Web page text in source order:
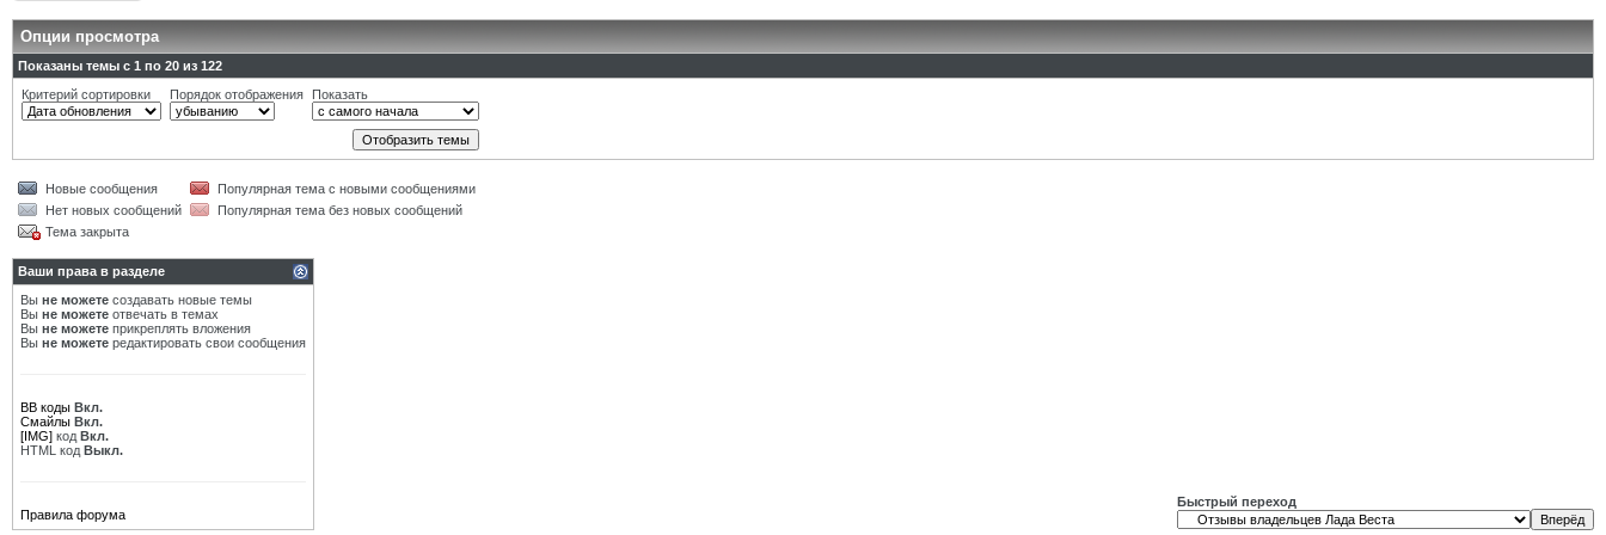
Опции просмотра
Показаны темы с 1 по 20 из 122
Критерий сортировки
Порядок отображения Показать
Новые сообщения
Популярная тема с новыми сообщениями
Нет новых сообщений
Популярная тема без новых сообщений
Тема закрыта
Ваши права в разделе
Вы не можете создавать новые темы
Вы не можете отвечать в темах
Вы не можете прикреплять вложения
Вы не можете редактировать свои сообщения
BB коды Вкл.
Смайлы Вкл.
[IMG] код Вкл.
HTML код Выкл.
Правила форума
Быстрый переход